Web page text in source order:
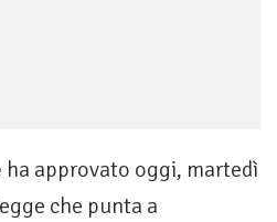
ha approvato oggi, martedì
che punta a